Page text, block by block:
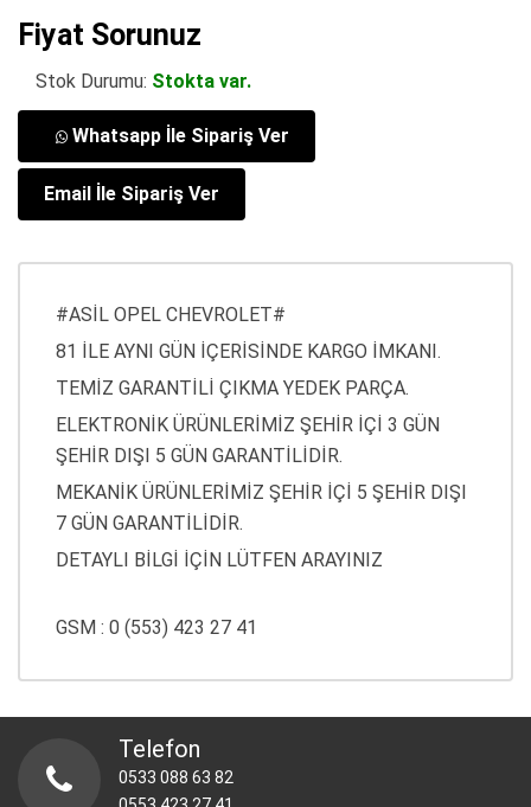
Fiyat Sorunuz
Stok Durumu: Stokta var.
Whatsapp İle Sipariş Ver
Email İle Sipariş Ver
#ASİL OPEL CHEVROLET#
81 İLE AYNI GÜN İÇERİSİNDE KARGO İMKANI.
TEMİZ GARANTİLİ ÇIKMA YEDEK PARÇA.
ELEKTRONİK ÜRÜNLERİMİZ ŞEHİR İÇİ 3 GÜN
ŞEHİR DIŞI 5 GÜN GARANTİLİDİR.
MEKANİK ÜRÜNLERİMİZ ŞEHİR İÇİ 5 ŞEHİR DIŞI
7 GÜN GARANTİLİDİR.
DETAYLI BİLGİ İÇİN LÜTFEN ARAYINIZ
GSM : 0 (553) 423 27 41
Telefon
0533 088 63 82